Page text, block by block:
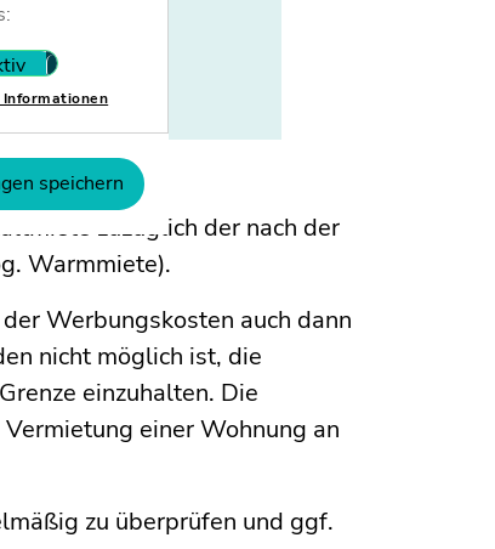
zuzüglich der nach der
Warmmiete).
Werbungskosten auch dann
nicht möglich ist, die
einzuhalten. Die
einer Wohnung an
zu überprüfen und ggf.
Nicht aktiv
Informationen
speichern